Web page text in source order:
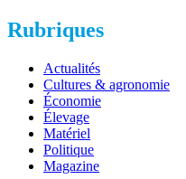
Rubriques
Actualités
Cultures & agronomie
Économie
Élevage
Matériel
Politique
Magazine